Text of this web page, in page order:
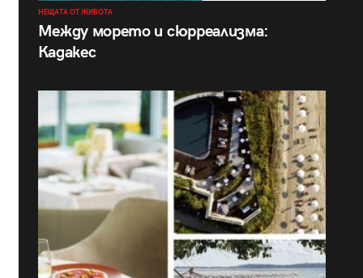
НЕЩАТА ОТ ЖИВОТА
Между морето и сюрреализма:
Кадакес